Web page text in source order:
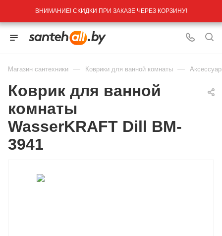
ВНИМАНИЕ! СКИДКИ ПРИ ЗАКАЗЕ ЧЕРЕЗ КОРЗИНУ!
Магазин сантехники — Коврики для ванной комнаты —
Коврик для ванной
комнаты
WasserKRAFT Dill BM-
3941